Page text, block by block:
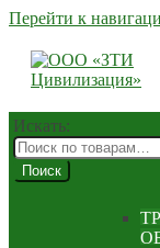
Перейти к
Искать:
Поиск